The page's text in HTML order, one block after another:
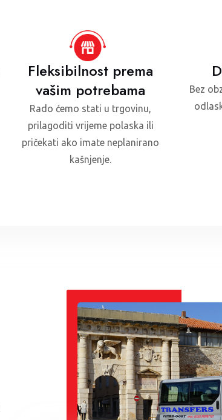
Fleksibilnost prema
vašim potrebama
Rado ćemo stati u trgovinu,
prilagoditi vrijeme polaska ili
pričekati ako imate neplanirano
kašnjenje.
Bez